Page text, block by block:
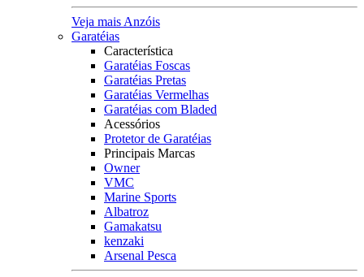
Veja mais Anzóis
Garatéias
Característica
Garatéias Foscas
Garatéias Pretas
Garatéias Vermelhas
Garatéias com Bladed
Acessórios
Protetor de Garatéias
Principais Marcas
Owner
VMC
Marine Sports
Albatroz
Gamakatsu
kenzaki
Arsenal Pesca